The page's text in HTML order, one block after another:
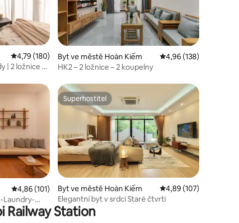
Průměrné hodnocení 4,79 z 5, 180 hodnocení
4,79 (180)
| 2 ložnice •
Byt ve městě Hoàn Kiếm Průměrné hodnocení
4,96 (138)
HK2 – 2 ložnice – 2 koupelny
Průměrné hodnocení 4,86 z 5, 101 hodnocení
4,86 (101)
Laundry-
Superhostitel
Superhostitel
Byt ve městě Hoàn Kiếm Průměrné hodnocení
4,89 (107)
Elegantní byt v srdci Staré čtvrti
Railway Station